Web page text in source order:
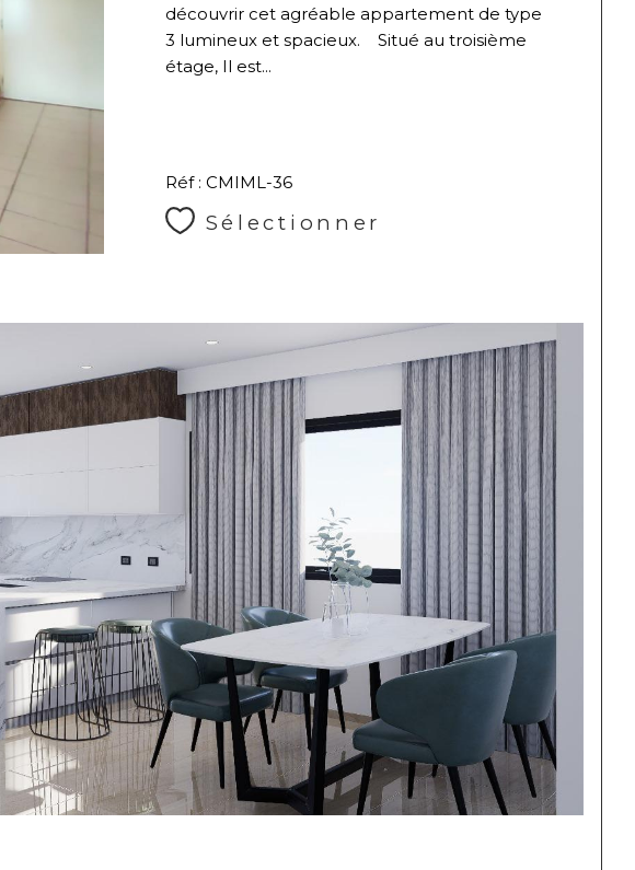
découvrir cet agréable appartement de type
3 lumineux et spacieux. Situé au troisième
étage, Il est...
Réf : CMIML-36
Sélectionner